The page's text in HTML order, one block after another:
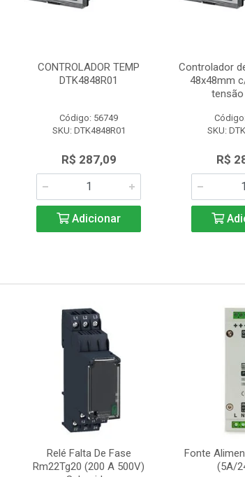
CONTROLADOR TEMP
DTK4848R01
Código: 56749
SKU: DTK4848R01
R$ 287,09
Adicionar
Controlador
48x48mm
tensão
SKU:
R$
Relé Falta De Fase
Rm22Tg20 (200 A 500V)
Fonte
(5A/